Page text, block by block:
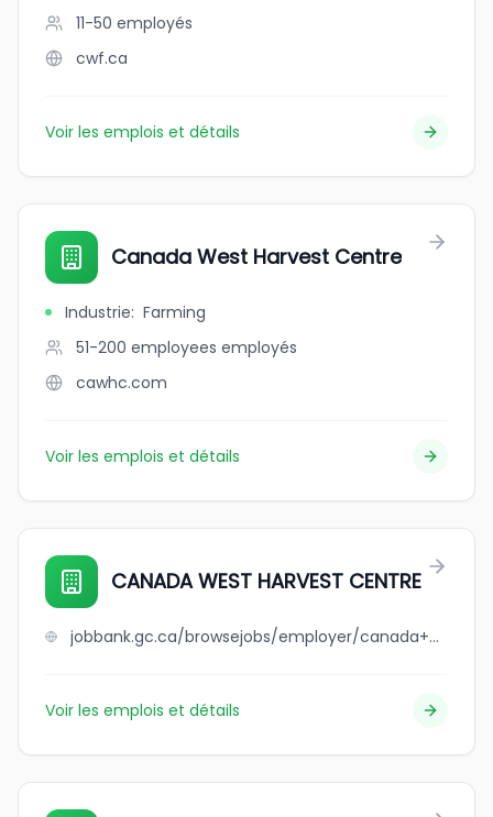
11-50 employés
cwf.ca
Voir les emplois et détails
Canada West Harvest Centre
Industrie: Farming
51-200 employees employés
cawhc.com
Voir les emplois et détails
CANADA WEST HARVEST CENTRE
jobbank.gc.ca/browsejobs/employer/canada+west+harvest+centre/ca
Voir les emplois et détails